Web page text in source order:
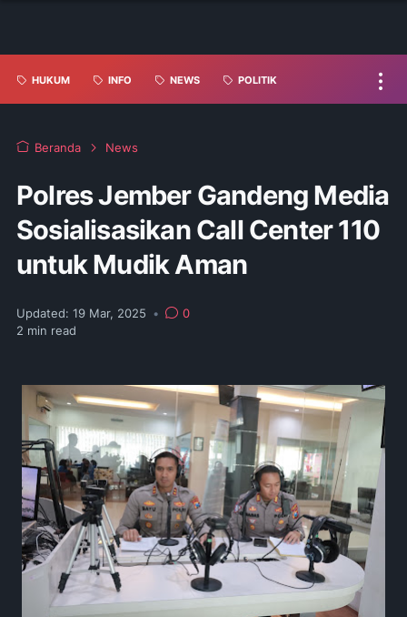
HUKUM INFO NEWS POLITIK
Beranda News
Polres Jember Gandeng Media
Sosialisasikan Call Center 110
untuk Mudik Aman
Updated: 19 Mar, 2025 •
0
2 min read